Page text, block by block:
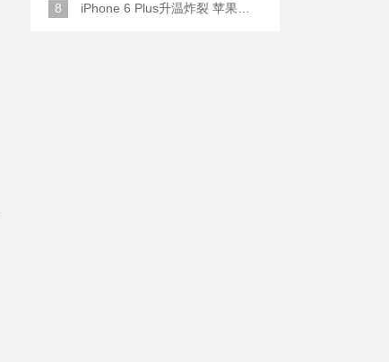
8 iPhone 6 Plus升温炸裂 苹果赔了一部全新的